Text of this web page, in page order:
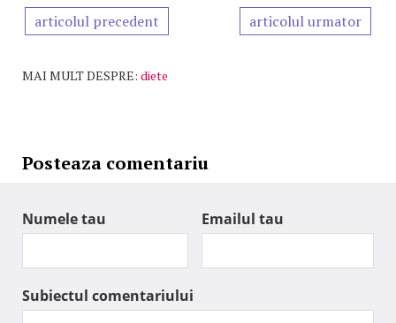
articolul precedent articolul urmator
MAI MULT DESPRE: diete
Posteaza comentariu
Numele tau Emailul tau
Subiectul comentariului